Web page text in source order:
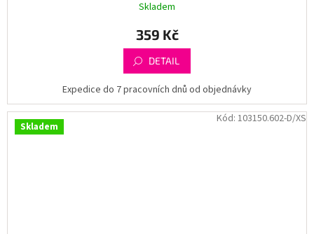
Skladem
359 Kč
DETAIL
Expedice do 7 pracovních dnů od objednávky
Skladem
Kód: 103150.602-D/XS